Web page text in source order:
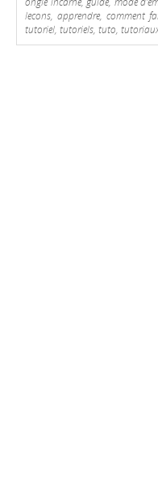
lecons, apprendre, comment
tutoriel, tutoriels, tuto,